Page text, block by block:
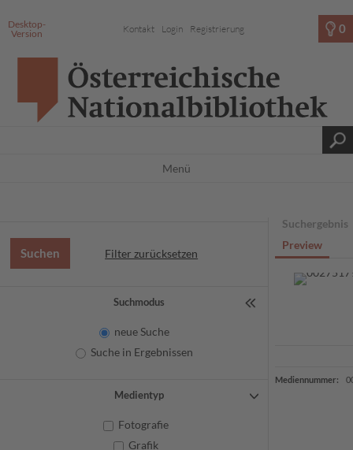
Desktop-
Version
Kontakt Login Registrierung 0
Menü
Filter zurücksetzen
Suchmodus
neue Suche
Suche in Ergebnissen
Medientyp
Fotografie
Grafik
Suchergebnis
Preview
Mediennummer: